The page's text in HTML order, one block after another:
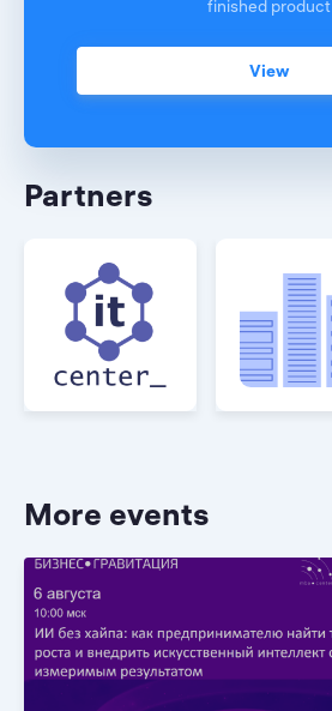
finished product
View
Partners
More events